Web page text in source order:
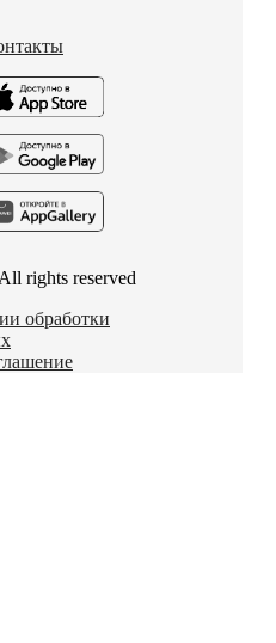
rights reserved
обработки